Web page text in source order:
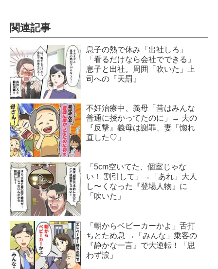
関連記事
息子の熱で休み「出社しろ」
「看るだけなら会社でできる」
息子と出社。周囲「吹いた」上
司への『天罰』
不妊治療中、義母「昔はみんな
普通に授かってたのに」→ 夫の
『反撃』義母は謝罪、妻「惚れ
直した♡」
「5cm空いてた、個室じゃな
い！ 割引して」→「あれ」大人
し〜くなった『登場人物』に
「吹いた」
「朝からベビーカーかよ」舌打
ちとため息 →「みんな」乗客の
『静かな一言』で大逆転！「思
わず涙」